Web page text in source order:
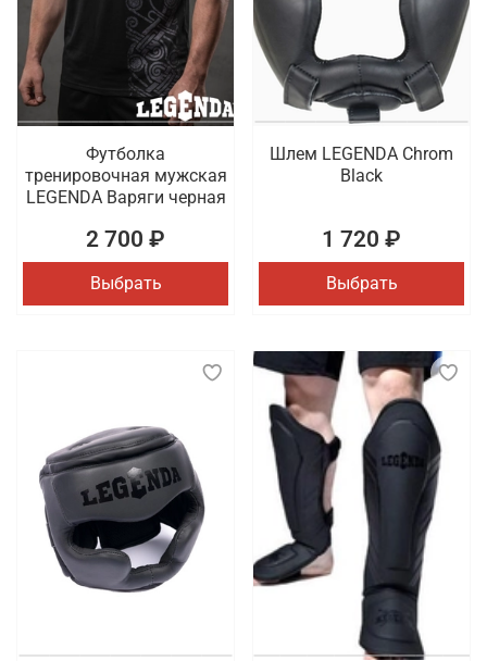
Футболка
тренировочная мужская
LEGENDA Варяги черная
2 700 ₽
Выбрать
Шлем LEGENDA Chrom
Black
1 720 ₽
Выбрать